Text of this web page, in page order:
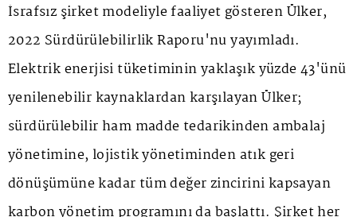
İsrafsız şirket modeliyle faaliyet gösteren Ülker,
2022 Sürdürülebilirlik Raporu'nu yayımladı.
Elektrik enerjisi tüketiminin yaklaşık yüzde 43'ünü
yenilenebilir kaynaklardan karşılayan Ülker;
sürdürülebilir ham madde tedarikinden ambalaj
yönetimine, lojistik yönetiminden atık geri
dönüşümüne kadar tüm değer zincirini kapsayan
karbon yönetim programını da başlattı. Şirket her